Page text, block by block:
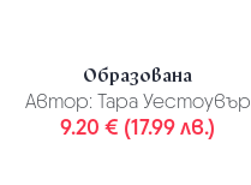
Образована
Автор: Тара Уестоувър
9.20 € (17.99 лв.)